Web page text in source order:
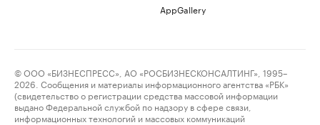
AppGallery
© ООО «БИЗНЕСПРЕСС», АО «РОСБИЗНЕСКОНСАЛТИНГ», 1995–
2026. Сообщения и материалы информационного агентства «РБК»
(свидетельство о регистрации средства массовой информации
выдано Федеральной службой по надзору в сфере связи,
информационных технологий и массовых коммуникаций